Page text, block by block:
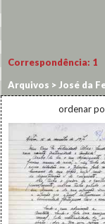
Correspondência: 1
Arquivos > José da
ordenar